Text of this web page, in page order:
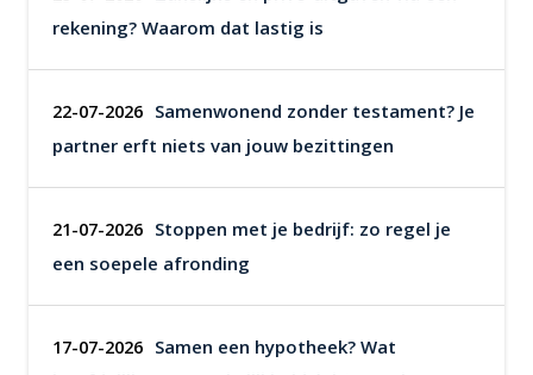
rekening? Waarom dat lastig is
22-07-2026 Samenwonend zonder testament? Je
partner erft niets van jouw bezittingen
21-07-2026 Stoppen met je bedrijf: zo regel je
een soepele afronding
17-07-2026 Samen een hypotheek? Wat